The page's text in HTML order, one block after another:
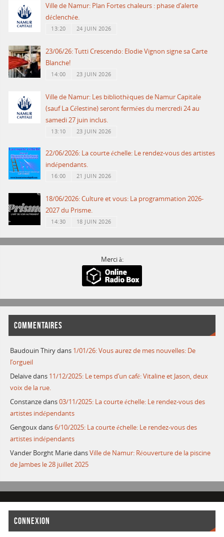
Ville de Namur: Plan Fortes chaleurs : phase d’alerte
déclenchée.
13:20 24 JUIN 2026
23/06/26: Tutti Crescendo: Elodie Vignon signe sa Carte
Blanche!
14:00 23 JUIN 2026
Ville de Namur: Les bibliothèques de Namur Capitale
(sauf La Célestine) seront fermées du mercredi 24 au
samedi 27 juin inclus.
13:10 23 JUIN 2026
22/06/2026: La courte échelle: Le rendez-vous des artistes
indépendants.
16:00 21 JUIN 2026
18/06/2026: Culture et vous: La programmation 2026-
2027 du Prisme.
14:30 18 JUIN 2026
Merci à:
COMMENTAIRES
Baudouin Thirydans 1/01/26: Vous aurez de mes nouvelles: De
l’orgueil
Delaivedans 11/12/2025: Le temps d’un café: Vitaline et Jason, deux
voix de la rue.
Constanzedans03/11/2025: La courte échelle: Le rendez-vous des
artistes indépendants
Gengouxdans6/10/2025: La courte échelle: Le rendez-vous des
artistes indépendants
Vander Borght MariedansVille de Namur: Réouverture de la piscine
de Jambes le 28 juillet 2025
CONNEXION